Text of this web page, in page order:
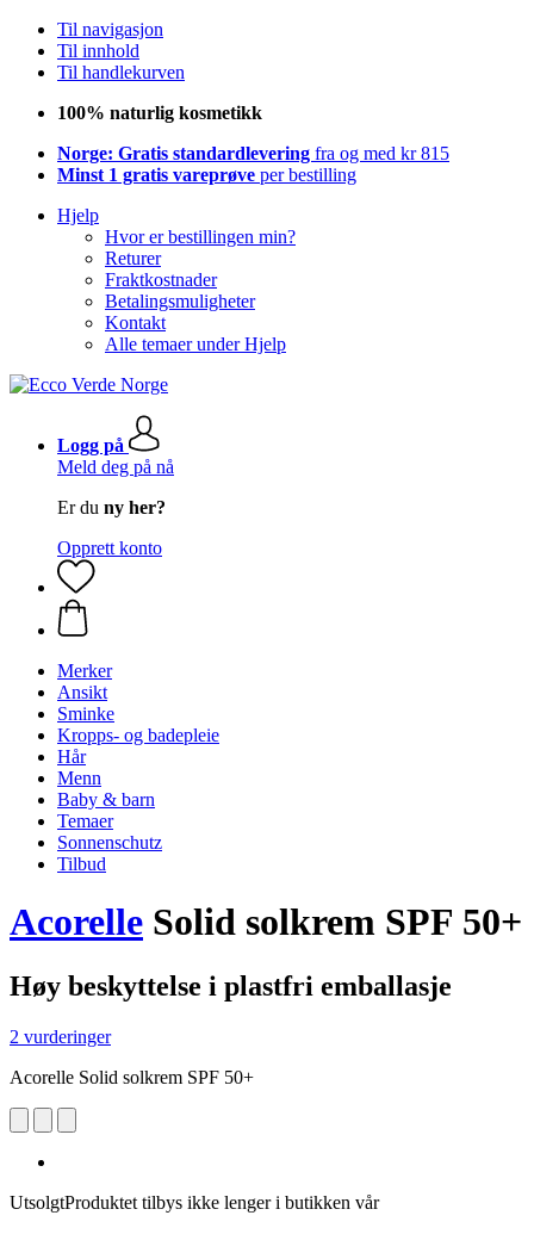
Til navigasjon
Til innhold
Til handlekurven
100% naturlig kosmetikk
Norge: Gratis standardlevering fra og med kr 815
Minst 1 gratis vareprøve per bestilling
Hjelp
Hvor er bestillingen min?
Returer
Fraktkostnader
Betalingsmuligheter
Kontakt
Alle temaer under Hjelp
Logg på
Meld deg på nå
Er du ny her?
Opprett konto
Merker
Ansikt
Sminke
Kropps- og badepleie
Hår
Menn
Baby & barn
Temaer
Sonnenschutz
Tilbud
Acorelle Solid solkrem SPF 50+
Høy beskyttelse i plastfri emballasje
2 vurderinger
Acorelle Solid solkrem SPF 50+
UtsolgtProduktet tilbys ikke lenger i butikken vår